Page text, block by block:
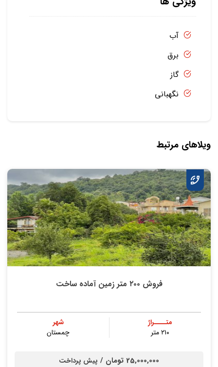
آب
برق
گاز
نگهبانی
ویلاهای مرتبط
فروش ۲۰۰ متر زمین آماده ساخت
متــــراژ
۲۱۰ متر
شهر
چمستان
25,000,000 تومان / پیش پرداخت